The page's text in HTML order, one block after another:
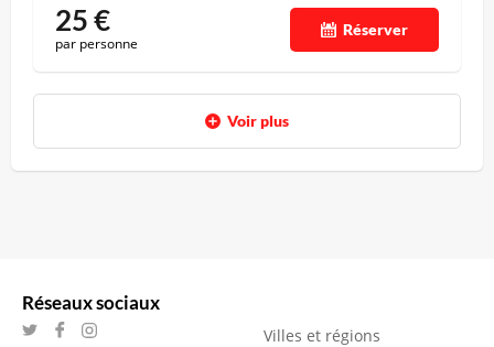
25€
par personne
Réserver
Voir plus
Réseaux sociaux
Villes et régions